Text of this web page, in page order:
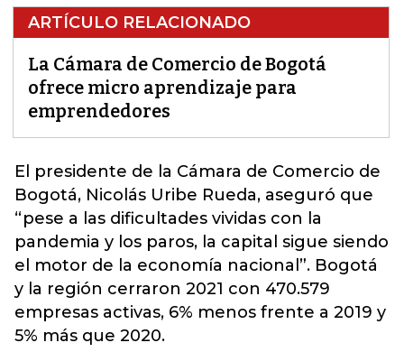
ARTÍCULO RELACIONADO
La Cámara de Comercio de Bogotá
ofrece micro aprendizaje para
emprendedores
El presidente de la Cámara de Comercio de
Bogotá, Nicolás Uribe Rueda, aseguró que
“pese a las dificultades vividas con la
pandemia y los paros, la capital sigue siendo
el motor de la economía nacional”. Bogotá
y la región cerraron 2021 con 470.579
empresas activas, 6% menos frente a 2019 y
5% más que 2020.